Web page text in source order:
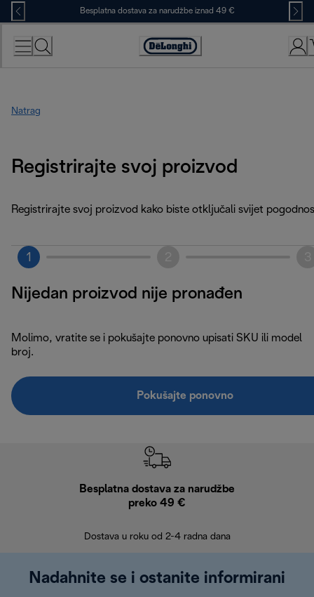
Skip
to
Content
Besplatna dostava za narudžbe iznad 49 €
Accessibility
Natrag
Registrirajte svoj proizvod
Registrirajte svoj proizvod kako biste otključali svijet
1
Nijedan proizvod nije pronađen
Molimo, vratite se i pokušajte ponovno upisati SKU ili model
broj.
Pokušajte ponovno
Besplatna dostava za narudžbe
preko 49 €
Dostava u roku od 2-4 radna dana
Nadahnite se i ostanite informirani